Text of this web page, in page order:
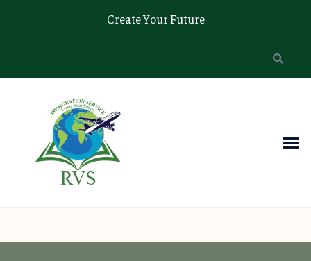
Create Your Future